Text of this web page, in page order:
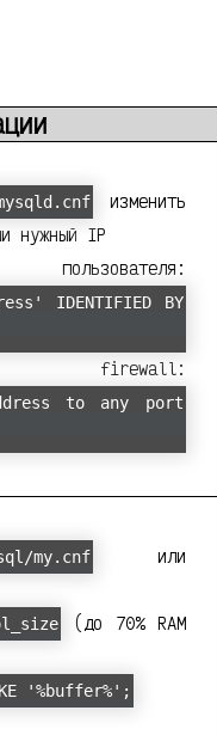
изменить
нужный IP
IDENTIFIED BY
firewall:
to any port
my.cnf или
(до 70% RAM
'%buffer%';